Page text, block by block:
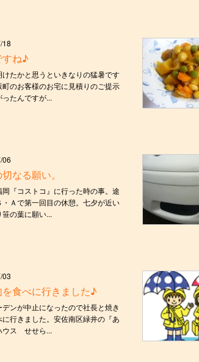
18
ね♪
けたかと思うといきなりの猛暑です
町のお客様のお宅に見積りのご提示
ったんですが...
06
なる願い。
岡『コストコ』に行った時の事。途
・Ａで第一回目の休憩。七夕が近い
の葉に願い...
03
食べに行きました♪
デンが中止になったので社長と焼き
に行きました。安佐南区緑井の『あ
ウス せせら...